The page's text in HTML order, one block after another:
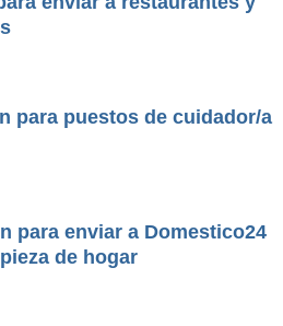
para puestos de cuidador/a
para enviar a Domestico24
de hogar